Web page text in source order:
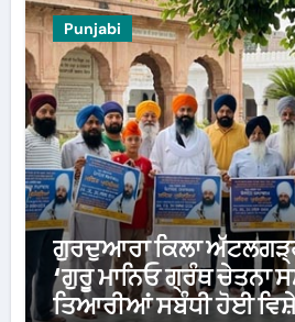
Punjabi
ਗੁਰਦੁਆਰਾ ਕਿਲਾ
‘ਗੁਰੂ ਮਾਨਿਓ ਗ੍ਰੰਥ ਚੇਤਨਾ
ਤਿਆਰੀਆਂ ਸਬੰਧੀ ਹੋਈ